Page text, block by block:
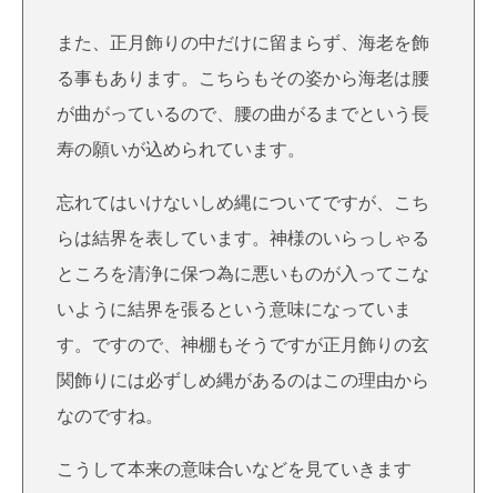
また、正月飾りの中だけに留まらず、海老を飾
る事もあります。こちらもその姿から海老は腰
が曲がっているので、腰の曲がるまでという長
寿の願いが込められています。
忘れてはいけないしめ縄についてですが、こち
らは結界を表しています。神様のいらっしゃる
ところを清浄に保つ為に悪いものが入ってこな
いように結界を張るという意味になっていま
す。ですので、神棚もそうですが正月飾りの玄
関飾りには必ずしめ縄があるのはこの理由から
なのですね。
こうして本来の意味合いなどを見ていきます